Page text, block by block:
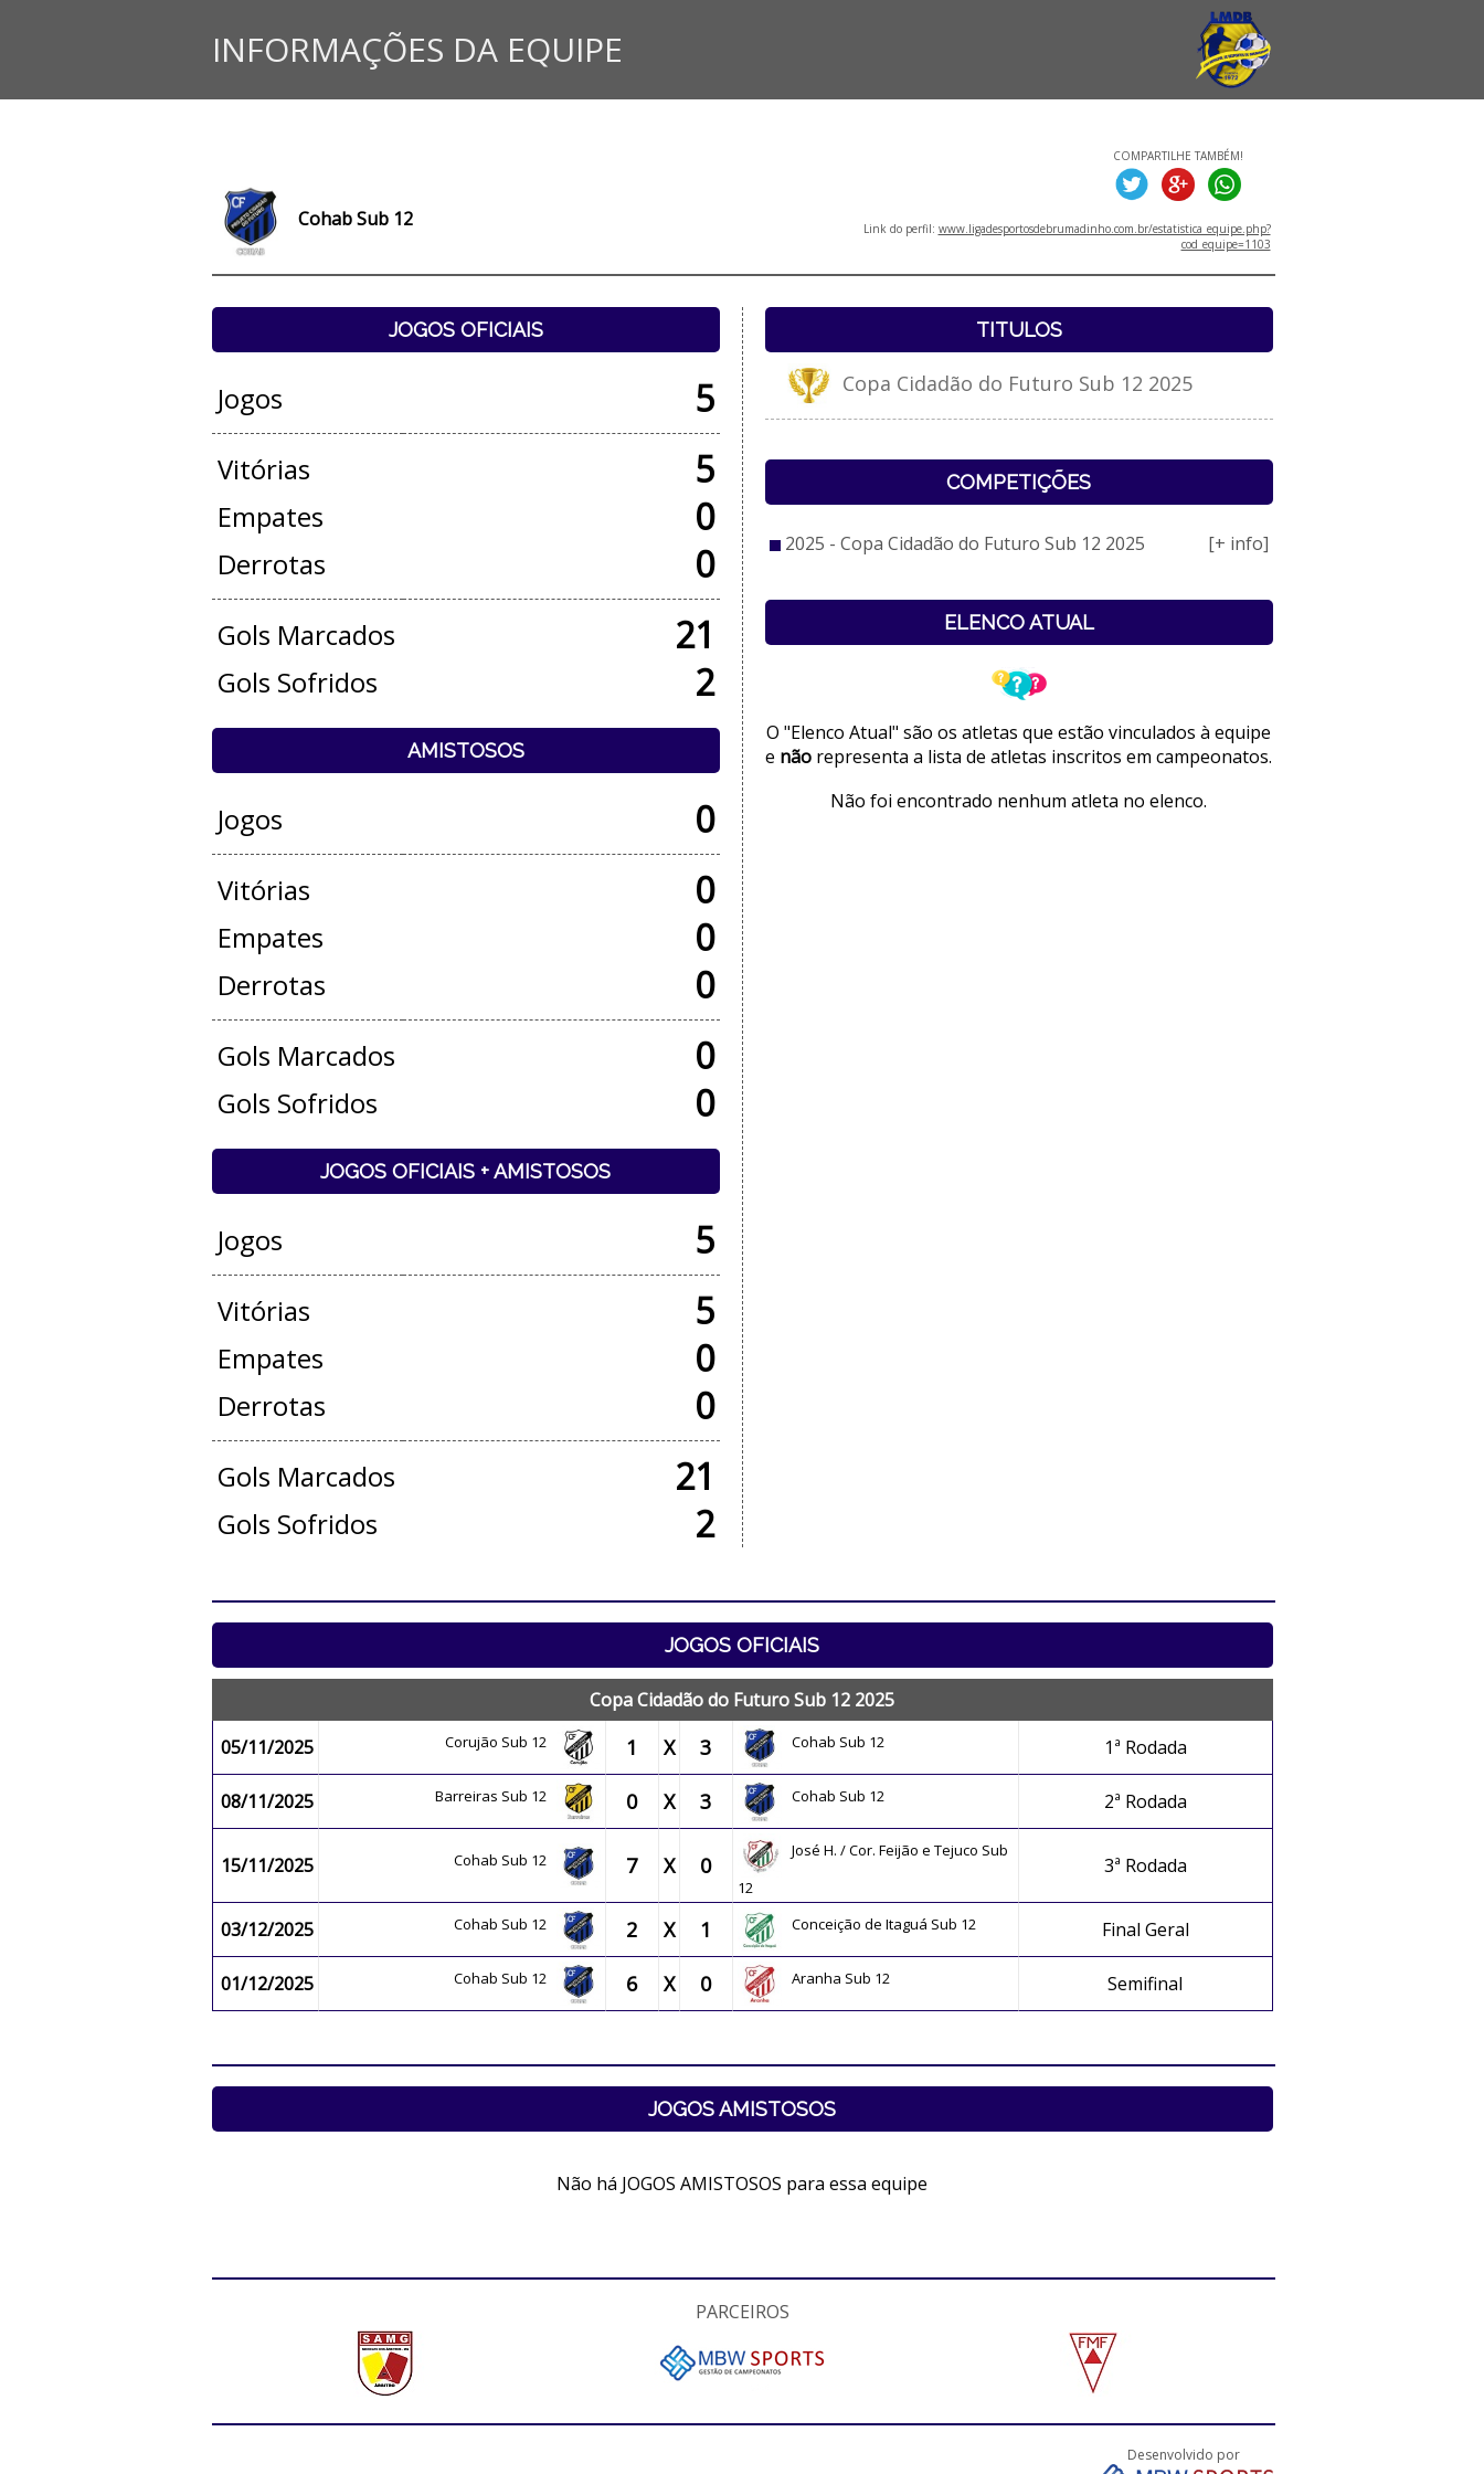
INFORMAÇÕES DA EQUIPE
Cohab Sub 12
COMPARTILHE TAMBÉM!
Link do perfil: www.ligadesportosdebrumadinho.com.br/estatistica_equipe.php?
cod_equipe=1103
JOGOS OFICIAIS
Jogos 5
Vitórias 5
Empates 0
Derrotas 0
Gols Marcados 21
Gols Sofridos 2
AMISTOSOS
Jogos 0
Vitórias 0
Empates 0
Derrotas 0
Gols Marcados 0
Gols Sofridos 0
JOGOS OFICIAIS + AMISTOSOS
Jogos 5
Vitórias 5
Empates 0
Derrotas 0
Gols Marcados 21
Gols Sofridos 2
TITULOS
Copa Cidadão do Futuro Sub 12 2025
COMPETIÇÕES
2025 - Copa Cidadão do Futuro Sub 12 2025 [+ info]
ELENCO ATUAL
O "Elenco Atual" são os atletas que estão vinculados à equipe
e não representa a lista de atletas inscritos em campeonatos.
Não foi encontrado nenhum atleta no elenco.
JOGOS OFICIAIS
Copa Cidadão do Futuro Sub 12 2025
05/11/2025
Corujão Sub 12 1 X 3 Cohab Sub 12 1ª Rodada
08/11/2025 Barreiras Sub 12 0 X 3 Cohab Sub 12 2ª Rodada
15/11/2025 Cohab Sub 12 7 X 0
José H. / Cor. Feijão e Tejuco Sub
12
3ª Rodada
03/12/2025 Cohab Sub 12 2 X 1 Conceição de Itaguá Sub 12 Final Geral
01/12/2025 Cohab Sub 12 6 X 0 Aranha Sub 12 Semifinal
JOGOS AMISTOSOS
Não há JOGOS AMISTOSOS para essa equipe
PARCEIROS
Desenvolvido por